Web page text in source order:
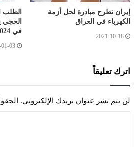
إيران تطرح مبادرة لحل أزمة
الكهرباء في العراق
2021-10-18
الطلب
في 2024
03
اترك تعليقاً
لن يتم نشر عنوان بريدك الإلكتروني.